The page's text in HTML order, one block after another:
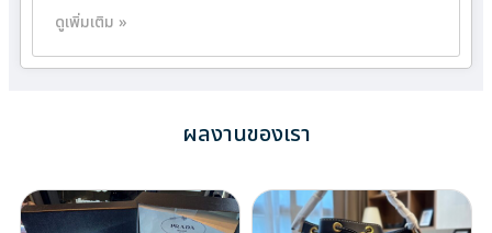
ดูเพิ่มเติม »
ผลงานของเรา